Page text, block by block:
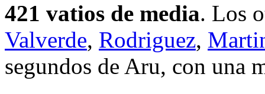
421 vatios de media. Los
Valverde, Rodriguez,
segundos de Aru, con una